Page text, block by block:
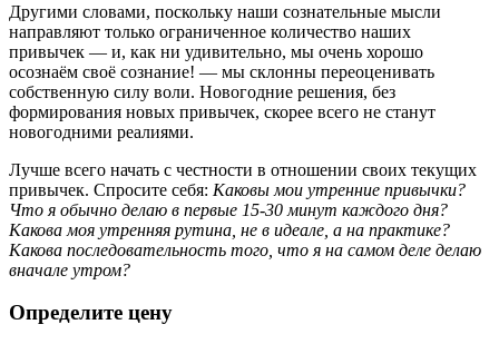
Другими словами, поскольку наши сознательные мысли
направляют только ограниченное количество наших
привычек — и, как ни удивительно, мы очень хорошо
осознаём своё сознание! — мы склонны переоценивать
собственную силу воли. Новогодние решения, без
формирования новых привычек, скорее всего не станут
новогодними реалиями.
Лучше всего начать с честности в отношении своих текущих
привычек. Спросите себя: Каковы мои утренние привычки?
Что я обычно делаю в первые 15-30 минут каждого дня?
Какова моя утренняя рутина, не в идеале, а на практике?
Какова последовательность того, что я на самом деле делаю
вначале утром?
Определите цену